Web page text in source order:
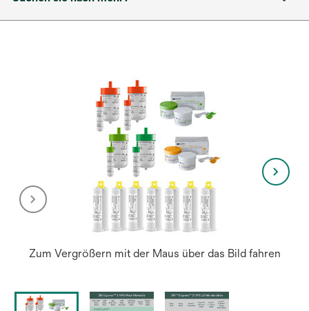
Zum Vergrößern mit der Maus über das Bild fahren